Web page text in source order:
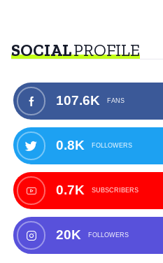
SOCIALPROFILE
107.6K FANS
0.8K FOLLOWERS
0.7K SUBSCRIBERS
20K FOLLOWERS